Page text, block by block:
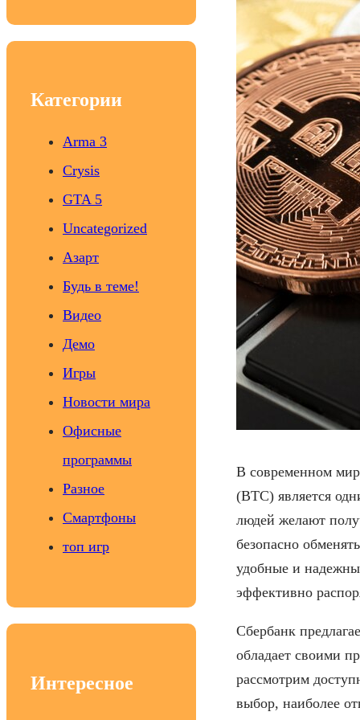
Категории
Arma 3
Crysis
GTA 5
Uncategorized
Азарт
Будь в теме!
Видео
Демо
Игры
Новости мира
Офисные
программы
Разное
Смартфоны
топ игр
Интересное
В современном
(BTC) является
людей желают
безопасно
удобные и
эффективно
Сбербанк
обладает своими
рассмотрим
выбор, наиболее